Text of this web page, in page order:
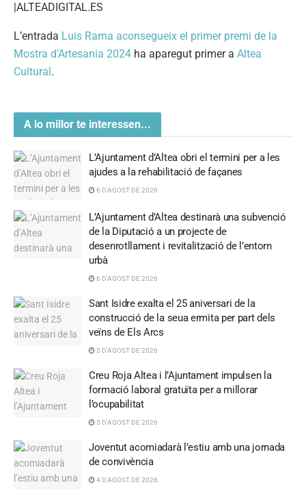
|ALTEADIGITAL.ES
L’entrada Luis Rama aconsegueix el primer premi de la
Mostra d’Artesania 2024 ha aparegut primer a Altea
Cultural .
A lo millor te interessen...
L’Ajuntament d’Altea obri el termini per a les
ajudes a la rehabilitació de façanes
6 D'AGOST DE 2026
L’Ajuntament d’Altea destinarà una subvenció
de la Diputació a un projecte de
desenrotllament i revitalització de l’entorn
urbà
6 D'AGOST DE 2026
Sant Isidre exalta el 25 aniversari de la
construcció de la seua ermita per part dels
veïns de Els Arcs
5 D'AGOST DE 2026
Creu Roja Altea i l’Ajuntament impulsen la
formació laboral gratuïta per a millorar
l’ocupabilitat
5 D'AGOST DE 2026
Joventut acomiadarà l’estiu amb una jornada
de convivència
4 D'AGOST DE 2026